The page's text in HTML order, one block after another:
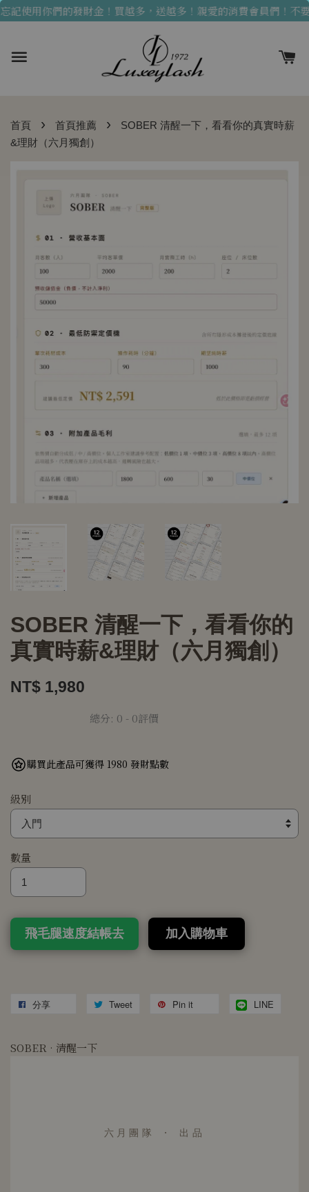
使用你們的發財金！買越多，送越多！親愛的消費會員們！不要
首頁 › 首頁推薦 ›
SOBER 清醒一下，看看你的真實時薪
&理財（六月獨創）
SOBER 清醒一下，看看你的
真實時薪&理財（六月獨創）
NT$ 1,980
總分: 0 - 0評價
購買此產品可獲得 1980 發財點數
級別
數量
飛毛腿速度結帳去 加入購物車
分享 Tweet Pin it LINE
SOBER · 清醒一下
六月團隊 · 出品